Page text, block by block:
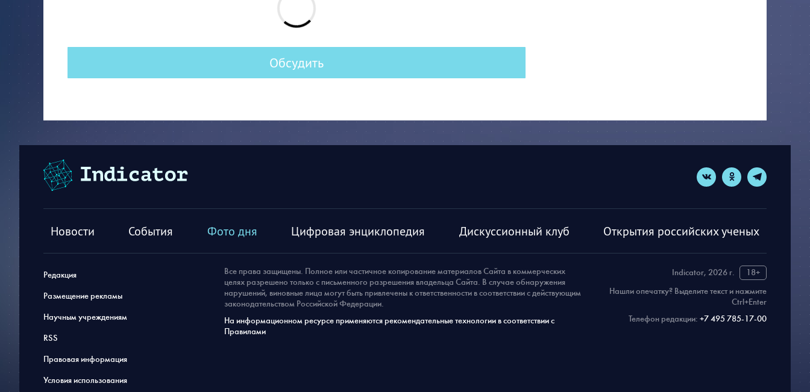
Обсудить
Новости События Фото дня Цифровая энциклопедия Дискуссионный клуб Открытия российских ученых
Редакция
Размещение рекламы
Научным учреждениям
RSS
Правовая информация
Условия использования
Indicator, 2026 г.
18+
Нашли опечатку? Выделите текст и нажмите
Ctrl+Enter
Телефон редакции: +7 495 785-17-00
Все права защищены. Полное или частичное копирование материалов Сайта в коммерческих
целях разрешено только с письменного разрешения владельца Сайта. В случае обнаружения
нарушений, виновные лица могут быть привлечены к ответственности в соответствии с действующим
законодательством Российской Федерации.
На информационном ресурсе применяются рекомендательные технологии в соответствии с
Правилами